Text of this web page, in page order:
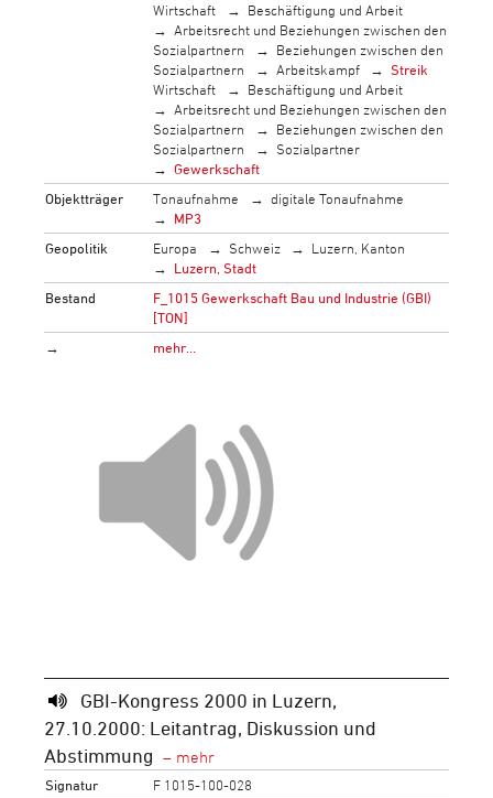
Wirtschaft
Beschäftigung und Arbeit
Arbeitsrecht und Beziehungen zwischen den
Sozialpartnern
Beziehungen zwischen den
Sozialpartnern
Arbeitskampf
Streik
Wirtschaft
Beschäftigung und Arbeit
Arbeitsrecht und Beziehungen zwischen den
Sozialpartnern
Beziehungen zwischen den
Sozialpartnern
Sozialpartner
Gewerkschaft
Objektträger
Tonaufnahme
digitale Tonaufnahme
MP3
Geopolitik
Europa Schweiz
Luzern, Kanton
Luzern, Stadt
Bestand
F_1015 Gewerkschaft Bau und Industrie (GBI)
[TON]
→
mehr…
GBI-Kongress 2000 in Luzern,
27.10.2000: Leitantrag, Diskussion und
Abstimmung
Signatur
F 1015-100-028